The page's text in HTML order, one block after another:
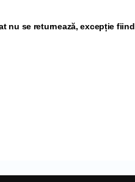
nu se returnează, excepție